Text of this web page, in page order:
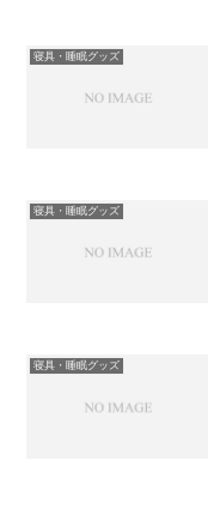
寝具・睡眠グッズ
寝具・睡眠グッズ
寝具・睡眠グッズ